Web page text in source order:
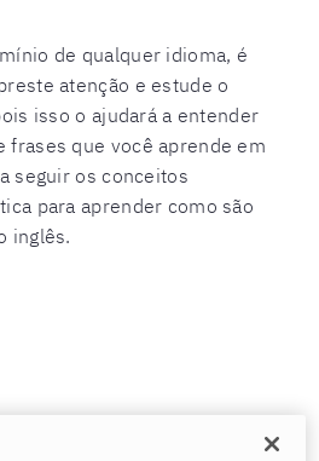
de qualquer idioma, é
atenção e estude o
isso o ajudará a entender
frases que você aprende em
seguir os conceitos
para aprender como são
inglês.